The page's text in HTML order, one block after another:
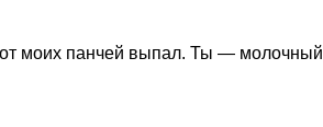
моих панчей выпал. Ты —